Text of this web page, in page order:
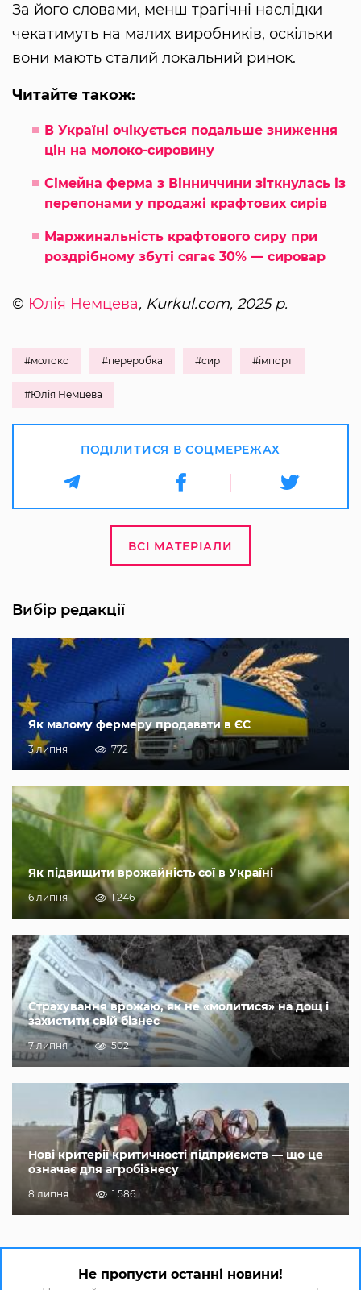
За його словами, менш трагічні наслідки
чекатимуть на малих виробників, оскільки
вони мають сталий локальний ринок.
Читайте також:
В Україні очікується подальше зниження
цін на молоко-сировину
Сімейна ферма з Вінниччини зіткнулась із
перепонами у продажі крафтових сирів
Маржинальність крафтового сиру при
роздрібному збуті сягає 30% — сировар
© Юлія Немцева, Kurkul.com, 2025 р.
#молоко #переробка #сир #імпорт
#Юлія Немцева
ПОДІЛИТИСЯ В СОЦМЕРЕЖАХ
ВСІ МАТЕРІАЛИ
Вибір редакції
Як малому фермеру продавати в ЄС
3 липня 772
Як підвищити врожайність сої в Україні
6 липня 1 246
Страхування врожаю, як не «молитися» на дощ і
захистити свій бізнес
7 липня 502
Нові критерії критичності підприємств — що це
означає для агробізнесу
8 липня 1 586
Не пропусти останні новини!